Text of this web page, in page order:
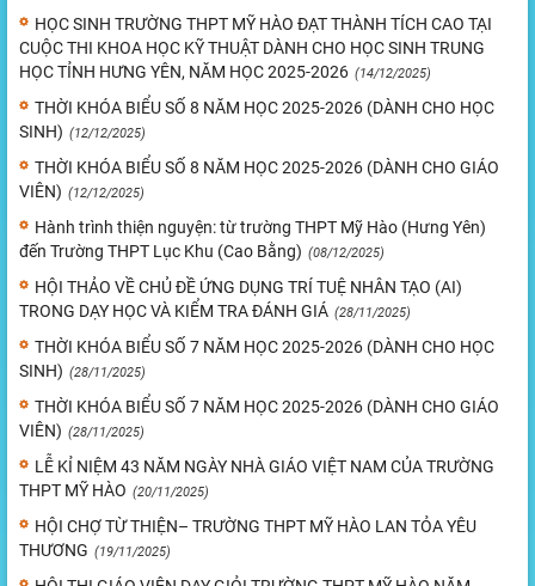
HỌC SINH TRƯỜNG THPT MỸ HÀO ĐẠT THÀNH TÍCH CAO TẠI
CUỘC THI KHOA HỌC KỸ THUẬT DÀNH CHO HỌC SINH TRUNG
HỌC TỈNH HƯNG YÊN, NĂM HỌC 2025-2026 (14/12/2025)
THỜI KHÓA BIỂU SỐ 8 NĂM HỌC 2025-2026 (DÀNH CHO HỌC
SINH) (12/12/2025)
THỜI KHÓA BIỂU SỐ 8 NĂM HỌC 2025-2026 (DÀNH CHO GIÁO
VIÊN) (12/12/2025)
Hành trình thiện nguyện: từ trường THPT Mỹ Hào (Hưng Yên)
đến Trường THPT Lục Khu (Cao Bằng) (08/12/2025)
HỘI THẢO VỀ CHỦ ĐỀ ỨNG DỤNG TRÍ TUỆ NHÂN TẠO (AI)
TRONG DẠY HỌC VÀ KIỂM TRA ĐÁNH GIÁ (28/11/2025)
THỜI KHÓA BIỂU SỐ 7 NĂM HỌC 2025-2026 (DÀNH CHO HỌC
SINH) (28/11/2025)
THỜI KHÓA BIỂU SỐ 7 NĂM HỌC 2025-2026 (DÀNH CHO GIÁO
VIÊN) (28/11/2025)
LỄ KỈ NIỆM 43 NĂM NGÀY NHÀ GIÁO VIỆT NAM CỦA TRƯỜNG
THPT MỸ HÀO (20/11/2025)
HỘI CHỢ TỪ THIỆN– TRƯỜNG THPT MỸ HÀO LAN TỎA YÊU
THƯƠNG (19/11/2025)